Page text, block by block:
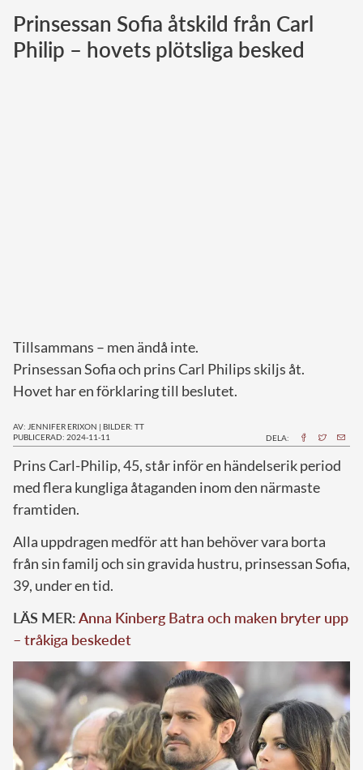
Norska kungahuset
Danska kungahuset
Prinsessan Sofia åtskild från Carl
Philip – hovets plötsliga besked
Tillsammans – men ändå inte.
Prinsessan Sofia och prins Carl Philips skiljs åt.
Hovet har en förklaring till beslutet.
AV: JENNIFER ERIXON | BILDER: TT
PUBLICERAD: 2024-11-11
DELA:
Prins Carl-Philip, 45, står inför en händelserik period
med flera kungliga åtaganden inom den närmaste
framtiden.
Alla uppdragen medför att han behöver vara borta
från sin familj och sin gravida hustru, prinsessan Sofia,
39, under en tid.
LÄS MER:Anna Kinberg Batra och maken bryter upp
– tråkiga beskedet